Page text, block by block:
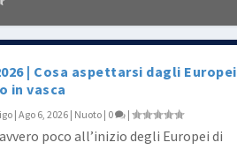
| Cosa aspettarsi dagli Europei
in vasca
| Ago 6, 2026 | Nuoto | 0 |
poco all’inizio degli Europei di